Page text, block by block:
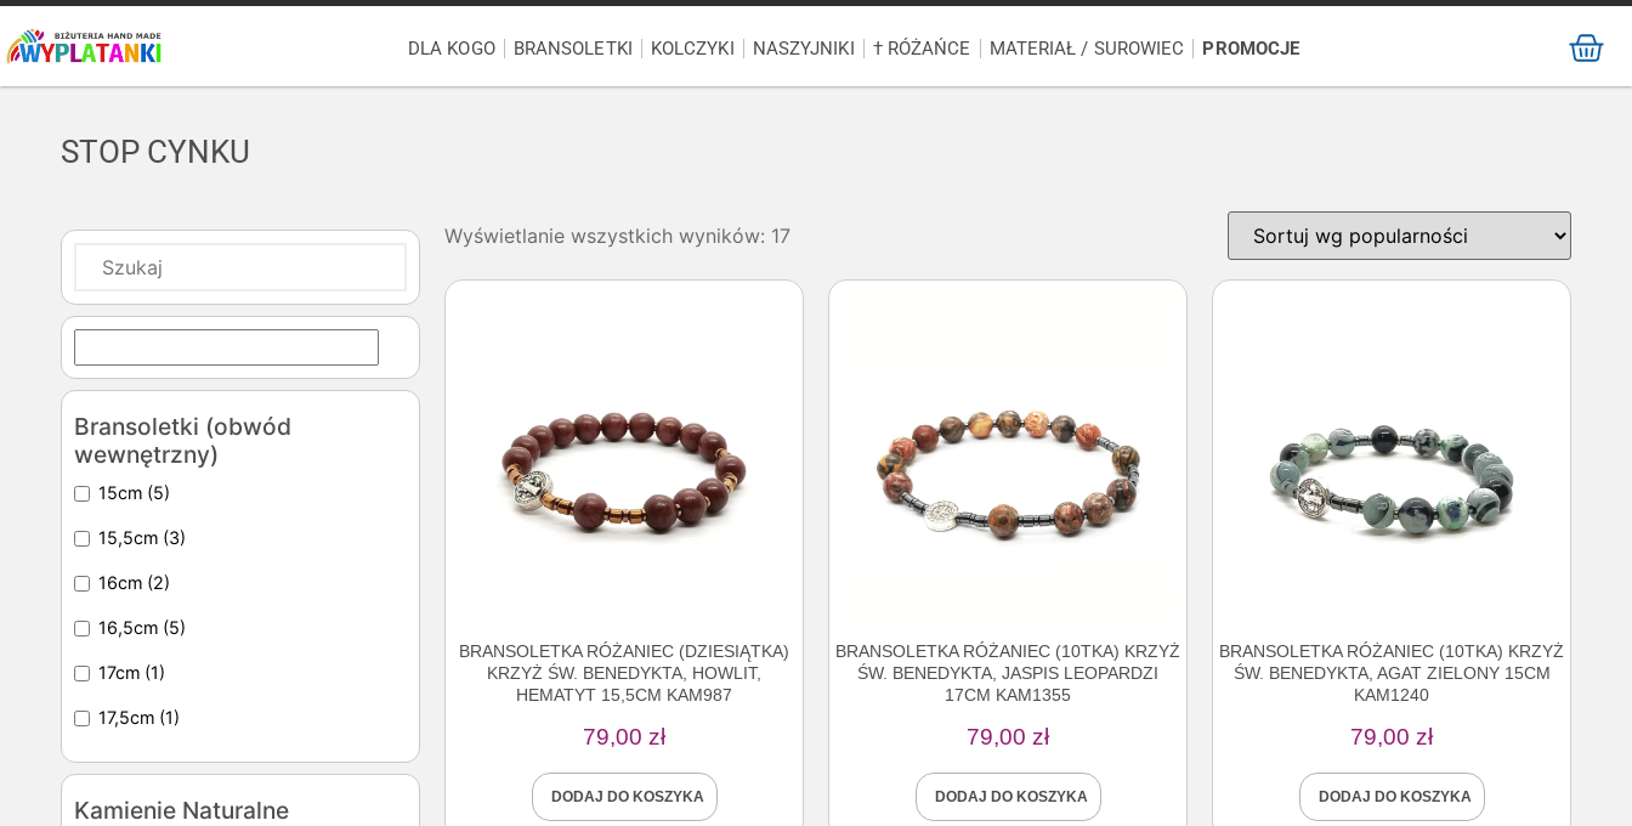
DLA KOGO BRANSOLETKI KOLCZYKI NASZYJNIKI † RÓŻAŃCE MATERIAŁ / SUROWIEC PROMOCJE
STOP CYNKU
Bransoletki (obwód
wewnętrzny)
15cm (5)
15,5cm (3)
16cm (2)
16,5cm (5)
17cm (1)
17,5cm (1)
Kamienie Naturalne
Wyświetlanie wszystkich wyników: 17
BRANSOLETKA RÓŻANIEC (DZIESIĄTKA)
KRZYŻ ŚW. BENEDYKTA, HOWLIT,
HEMATYT 15,5CM KAM987
79,00 zł
DODAJ DO KOSZYKA
BRANSOLETKA RÓŻANIEC (10TKA) KRZYŻ
ŚW. BENEDYKTA, JASPIS LEOPARDZI
17CM KAM1355
79,00 zł
DODAJ DO KOSZYKA
BRANSOLETKA RÓŻANIEC (10TKA) KRZYŻ
ŚW. BENEDYKTA, AGAT ZIELONY 15CM
KAM1240
79,00 zł
DODAJ DO KOSZYKA